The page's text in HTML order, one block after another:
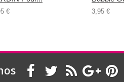
€ 3,95 €